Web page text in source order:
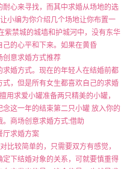
心来寻找，而其中求婚从场地的选
小编为你介绍几个场地让你布置一
紫禁城的城墙和护城河中，没有东华
的心平和下来。如果在黄昏
创意求婚方式推荐
婚方式。现在的年轻人在结婚前都
，但是所有女生都喜欢自己的求婚
求爱小罐准备两只精美的小罐，
这一年的结束第二只小罐 放入你的
商场创意求婚方式:借助
厅求婚方案
比较简单的，只需要双方有感觉，
下结婚对象的关系，可就要慎重得